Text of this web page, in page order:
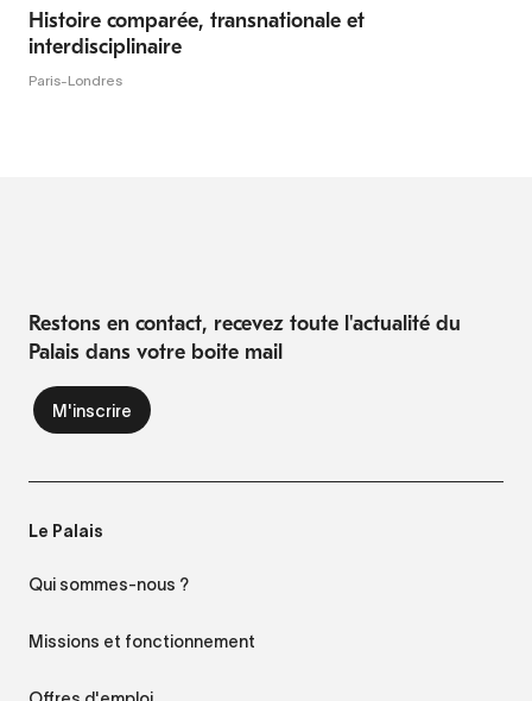
Histoire comparée, transnationale et
interdisciplinaire
Paris-Londres
Restons en contact, recevez toute l'actualité du
Palais dans votre boite mail
Le Palais
Qui sommes-nous ?
Missions et fonctionnement